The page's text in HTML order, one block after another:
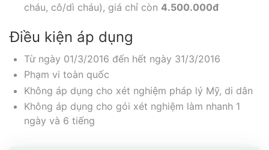
cháu, cô/dì cháu), giá chỉ còn 4.500.000đ
Điều kiện áp dụng
Từ ngày 01/3/2016 đến hết ngày 31/3/2016
Phạm vi toàn quốc
Không áp dụng cho xét nghiệm pháp lý Mỹ, di dân
Không áp dụng cho gói xét nghiệm làm nhanh 1
ngày và 6 tiếng